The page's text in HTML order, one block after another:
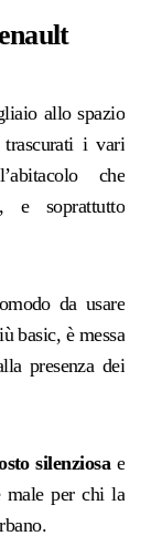
allo spazio
trascurati i vari
che
e soprattutto
da usare
basic, è messa
presenza dei
silenziosa e
male per chi la